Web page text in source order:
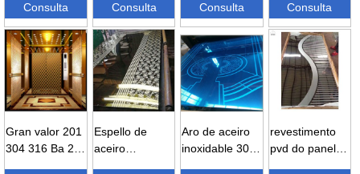
ascensor 201
304 316 sta ...
Consulta
titanio ouro
hair...
Consulta
titanio ouro
hair...
Consulta
lisa ...Consulta
Gran valor 201
304 316 Ba 2b
Espello de
aceiro
Aro de aceiro
inoxidable 304
revestimento
pvd do panel